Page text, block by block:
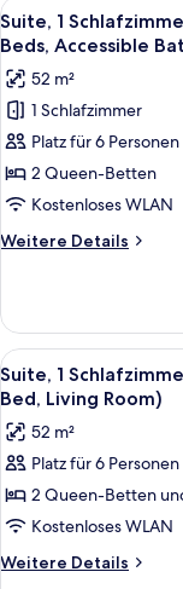
barrierearme
Badewanne
(Second
Bathtub)
Alle
Fotos
für
Suite,
Schlafzimmer,
Dusche
(2
Queen
Accessible
Bathtub)
anzeigen
4
Suite, 1
Beds, Accessible
52 m²
1 Schlafzimmer
Platz für 6 Personen
2 Queen-Betten
Kostenloses WLAN
Weitere Details
Weitere
1
Schlafzimmer,
rollstuhlgeeignete
Dusche
Queen
Beds,
Bathtub)
Alle
Fotos
für
Suite,
1
Schlafzimmer,
Badewanne
(2
4
Suite, 1
Bed, Living Room)
52 m²
Platz für 6 Personen
2 Queen-Betten
Kostenloses WLAN
Weitere Details
Weitere